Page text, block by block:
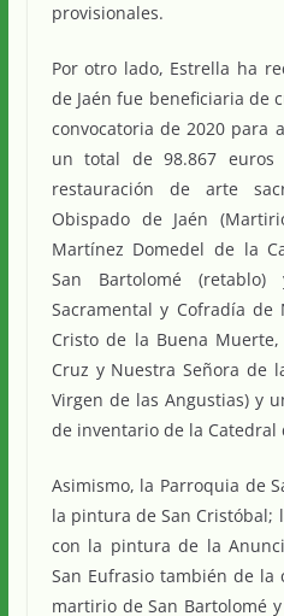
provisionales.
Por otro lado, Estrella ha
de Jaén fue beneficiaria de
convocatoria de 2020 para
un total de 98.867 euros
restauración de arte
Obispado de Jaén
Martínez Domedel de la
San Bartolomé
Sacramental y Cofradía de
Cristo de la Buena
Cruz y Nuestra Señora de
Virgen de las Angustias) y
de inventario de la Catedral
Asimismo, la Parroquia de
la pintura de San Cristóbal;
con la pintura de la
San Eufrasio también de
martirio de San Bartolomé